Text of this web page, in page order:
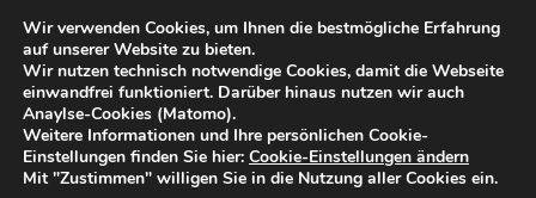
Start Schlagworte Rote Karte
Schlagwort: Rote Karte
Wir verwenden Cookies, um Ihnen die bestmögliche Erfahrung
auf unserer Website zu bieten.
Wir nutzen technisch notwendige Cookies, damit die Webseite
einwandfrei funktioniert. Darüber hinaus nutzen wir auch
Anaylse-Cookies (Matomo).
Weitere Informationen und Ihre persönlichen Cookie-
Einstellungen finden Sie hier: Cookie-Einstellungen ändern
Mit "Zustimmen" willigen Sie in die Nutzung aller Cookies ein.